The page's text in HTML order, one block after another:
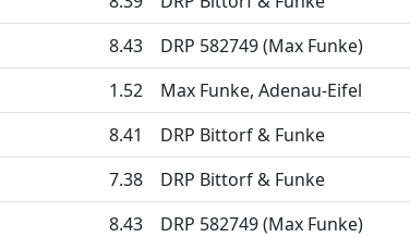
8.43 DRP 582749 (Max Funke)
1.52 Max Funke, Adenau-Eifel
8.41 DRP Bittorf & Funke
7.38 DRP Bittorf & Funke
8.43 DRP 582749 (Max Funke)